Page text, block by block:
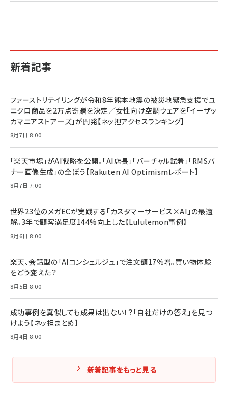
新着記事
ファーストリテイリングが令和8年熊本地震の被災地緊急支援でユ
ニクロ商品を2万点寄贈を決定／女性向け空調ウェアを「イーザッ
カマニアストア―ズ」が開発【ネッ担アクセスランキング】
8月7日 8:00
「楽天市場」がAI戦略を公開。「AI店長」「バーチャル試着」「RMSバ
ナー画像生成」の全ぼう【Rakuten AI Optimismレポート】
8月7日 7:00
世界23位のメガECが実践する「カスタマーサービス×AI」の最適
解。3年で顧客満足度144%向上した【Lululemon事例】
8月6日 8:00
楽天、会話型の「AIコンシェルジュ」で注文額17％増。買い物体験
をどう変えた？
8月5日 8:00
成功事例を真似しても成果は出ない！？「自社だけの答え」を見つ
けよう【ネッ担まとめ】
8月4日 8:00
新着記事をもっと見る